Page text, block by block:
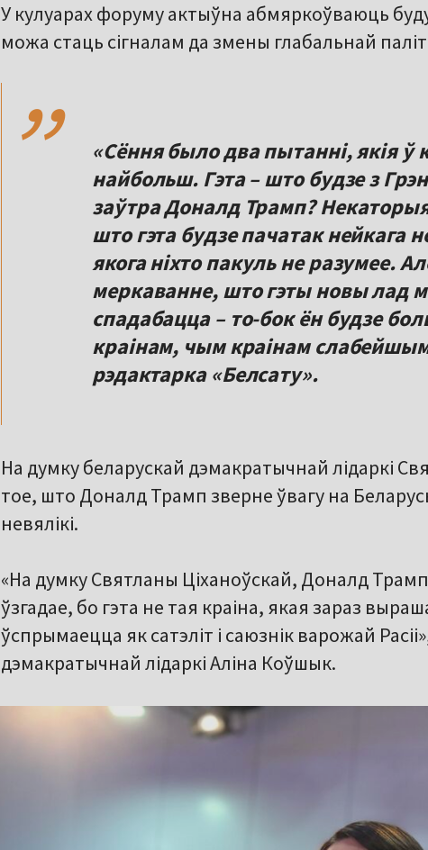
У кулуарах форуму актыўна абмяркоўваюць
можа стаць сігналам да змены глабальнай
,,
«Сёння было два пытанні, якія ў
найбольш. Гэта – што будзе з
заўтра Доналд Трамп?
што гэта будзе пачатак нейкага
якога ніхто пакуль не разумее.
меркаванне, што гэты новы лад
спадабацца – то-бок ён будзе
краінам, чым краінам
рэдактарка «Белсату».
На думку беларускай дэмакратычнай лідаркі
тое, што Доналд Трамп зверне ўвагу на
невялікі.
«На думку Святланы Ціханоўскай, Доналд Трамп
ўзгадае, бо гэта не тая краіна, якая зараз
ўспрымаецца як сатэліт і саюзнік варожай
дэмакратычнай лідаркі Аліна Коўшык.